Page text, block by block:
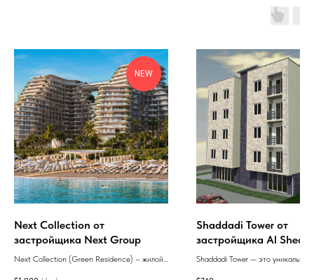
NEW
Next Collection от
застройщика Next Group
Next Collection (Green Residence) – жилой
Shaddadi Tower от
застройщика Al
Shaddadi Tower — это